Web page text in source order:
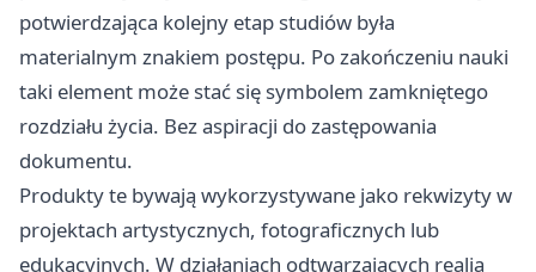
potwierdzająca kolejny etap studiów była
materialnym znakiem postępu. Po zakończeniu nauki
taki element może stać się symbolem zamkniętego
rozdziału życia. Bez aspiracji do zastępowania
dokumentu.
Produkty te bywają wykorzystywane jako rekwizyty w
projektach artystycznych, fotograficznych lub
edukacyjnych. W działaniach odtwarzających realia